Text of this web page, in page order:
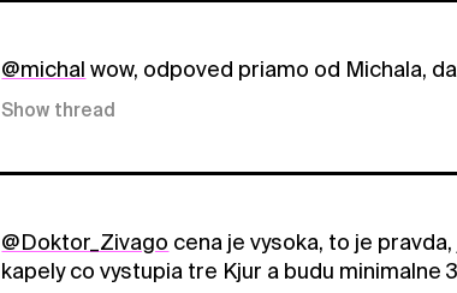
@michal wow, odpoved priamo od Michala,
Show thread
@Doktor_Zivago cena je vysoka, to je
kapely co vystupia tre Kjur a budu minimalne